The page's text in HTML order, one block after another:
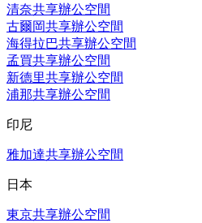
清奈共享辦公空間
古爾岡共享辦公空間
海得拉巴共享辦公空間
孟買共享辦公空間
新德里共享辦公空間
浦那共享辦公空間
印尼
雅加達共享辦公空間
日本
東京共享辦公空間